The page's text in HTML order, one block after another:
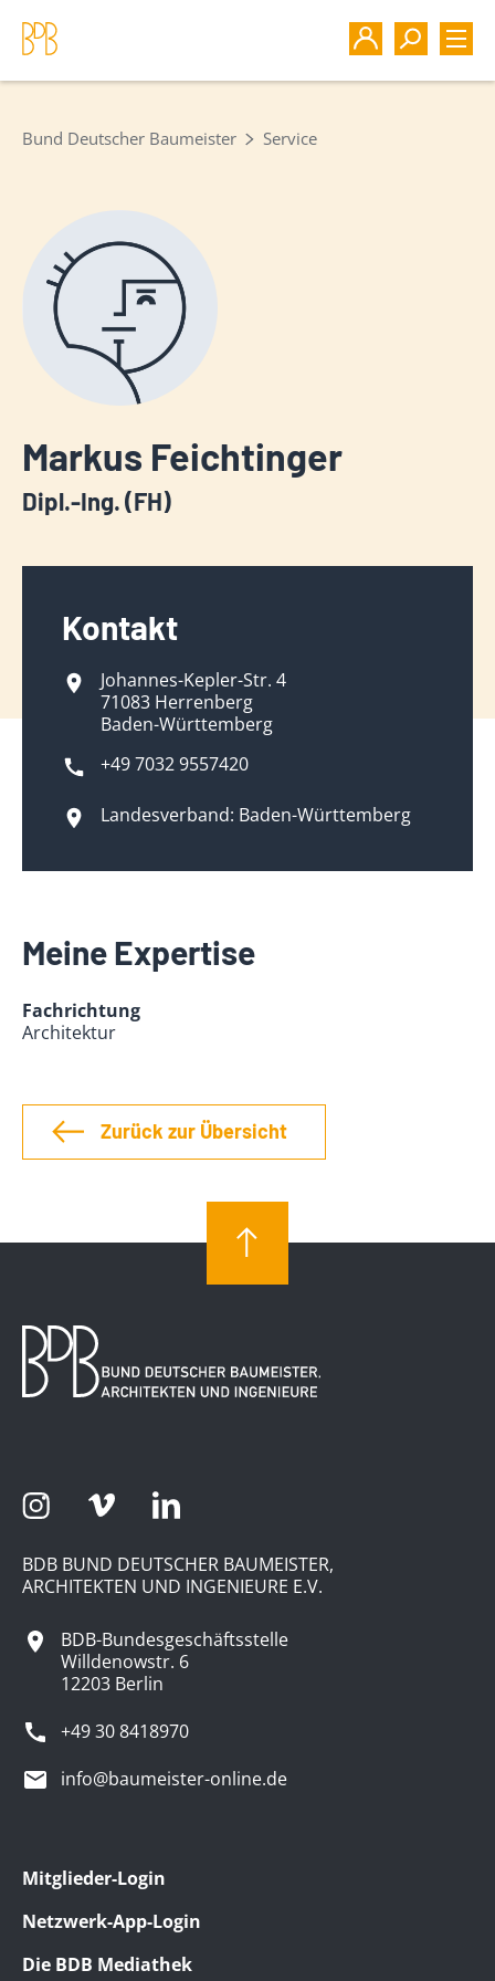
Bund Deutscher Baumeister Service
Markus Feichtinger
Dipl.-Ing. (FH)
Kontakt
Johannes-Kepler-Str. 4
71083 Herrenberg
Baden-Württemberg
+49 7032 9557420
Landesverband: Baden-Württemberg
Meine Expertise
Fachrichtung
Architektur
Zurück zur Übersicht
BDB BUND DEUTSCHER BAUMEISTER,
ARCHITEKTEN UND INGENIEURE E.V.
BDB-Bundesgeschäftsstelle
Willdenowstr. 6
12203 Berlin
+49 30 8418970
info@baumeister-online.de
Mitglieder-Login
Netzwerk-App-Login
Die BDB Mediathek